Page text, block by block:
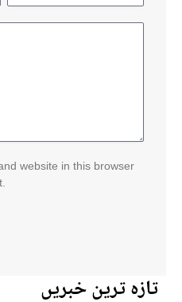
website in this browser
تازہ ترین خبریں